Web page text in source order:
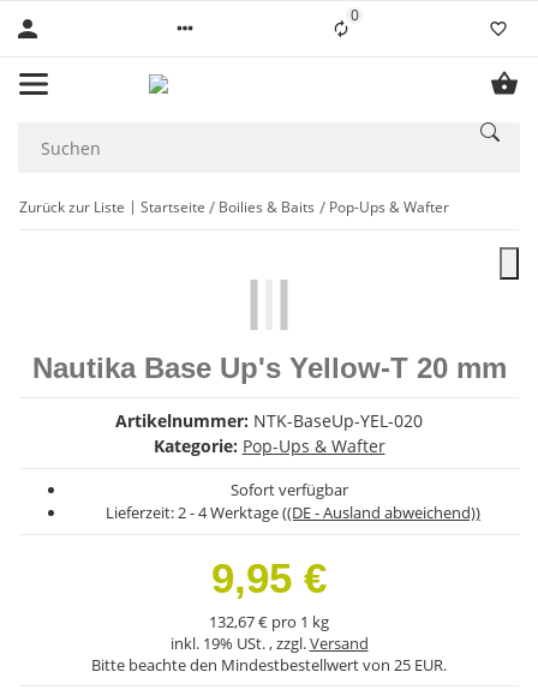
0Liste ist leer
Zurück zur Liste Startseite Boilies & Baits Pop-Ups & Wafter
Nautika Base Up's Yellow-T 20 mm
Artikelnummer: NTK-BaseUp-YEL-020
Kategorie: Pop-Ups & Wafter
Sofort verfügbar
Lieferzeit:2 - 4 Werktage((DE - Ausland abweichend))
9,95 €
132,67 € pro 1 kg
inkl. 19% USt. , zzgl.Versand
Bitte beachte den Mindestbestellwert von 25 EUR.